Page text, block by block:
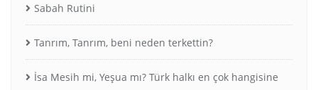
Sabah Rutini
Tanrım, Tanrım, beni neden terkettin?
İsa Mesih mi, Yeşua mı? Türk halkı en çok hangisine